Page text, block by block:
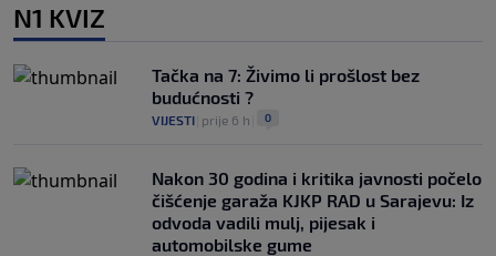
N1 KVIZ
Tačka na 7: Živimo li prošlost bez
budućnosti ?
VIJESTI prije 6 h 0
Nakon 30 godina i kritika javnosti počelo
čišćenje garaža KJKP RAD u Sarajevu: Iz
odvoda vadili mulj, pijesak i
automobilske gume